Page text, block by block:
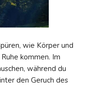
wie Körper und
kommen. Im
während du
den Geruch des